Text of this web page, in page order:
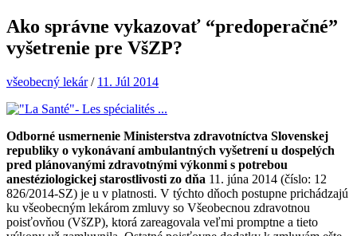
Ako správne vykazovať “predoperačné”
vyšetrenie pre VšZP?
všeobecný lekár/ 11. Júl 2014
Odborné usmernenie Ministerstva zdravotníctva Slovenskej
republiky o vykonávaní ambulantných vyšetrení u dospelých
pred plánovanými zdravotnými výkonmi s potrebou
anestéziologickej starostlivosti zo dňa 11. júna 2014 (číslo: 12
826/2014-SZ) je u v platnosti. V týchto dňoch postupne prichádzajú
ku všeobecným lekárom zmluvy so Všeobecnou zdravotnou
poisťovňou (VšZP), ktorá zareagovala veľmi promptne a tieto